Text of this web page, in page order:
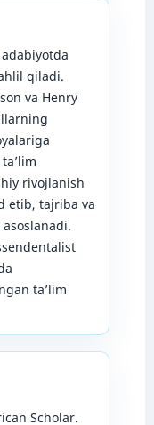
qiladi.
va Henry
rivojlanish
etib, tajriba va
ta’lim
Scholar.